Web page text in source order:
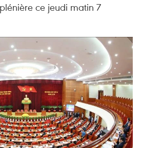
ce jeudi matin 7